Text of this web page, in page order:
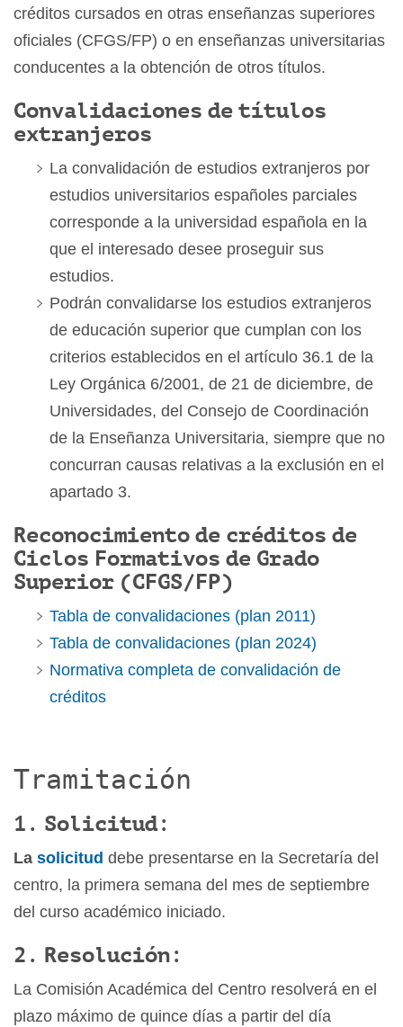
créditos cursados en otras enseñanzas superiores
oficiales (CFGS/FP) o en enseñanzas universitarias
conducentes a la obtención de otros títulos.
Convalidaciones de títulos
extranjeros
La convalidación de estudios extranjeros por
estudios universitarios españoles parciales
corresponde a la universidad española en la
que el interesado desee proseguir sus
estudios.
Podrán convalidarse los estudios extranjeros
de educación superior que cumplan con los
criterios establecidos en el artículo 36.1 de la
Ley Orgánica 6/2001, de 21 de diciembre, de
Universidades, del Consejo de Coordinación
de la Enseñanza Universitaria, siempre que no
concurran causas relativas a la exclusión en el
apartado 3.
Reconocimiento de créditos de
Ciclos Formativos de Grado
Superior (CFGS/FP)
Tabla de convalidaciones (plan 2011)
Tabla de convalidaciones (plan 2024)
Normativa completa de convalidación de
créditos
Tramitación
1. Solicitud:
La solicitud debe presentarse en la Secretaría del
centro, la primera semana del mes de septiembre
del curso académico iniciado.
2. Resolución:
La Comisión Académica del Centro resolverá en el
plazo máximo de quince días a partir del día